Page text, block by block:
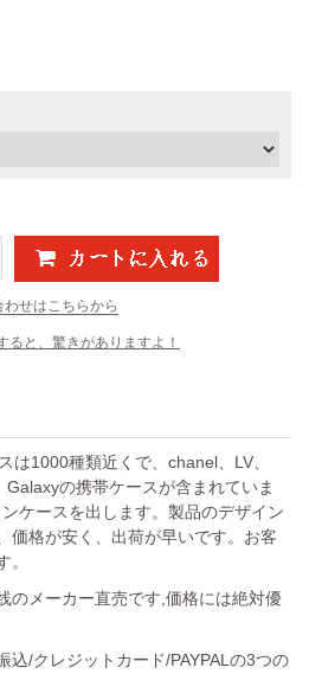
せはこちらから
ると、驚きがありますよ！
は1000種類近くで、chanel、LV、
の携帯ケースが含まれていま
ケースを出します。製品のデザイン
価格が安く、出荷が早いです。お客
。
のメーカー直売です,価格には絶対優
込/クレジットカード/PAYPALの3つの